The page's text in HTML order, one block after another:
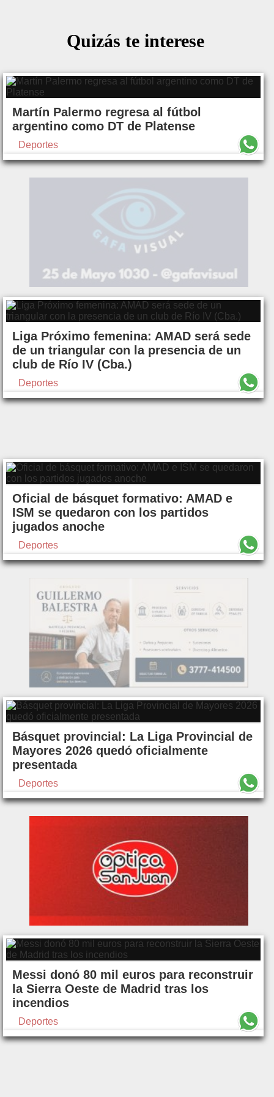
Quizás te interese
Martín Palermo regresa al fútbol
argentino como DT de Platense
Deportes
Liga Próximo femenina: AMAD será sede
de un triangular con la presencia de un
club de Río IV (Cba.)
Deportes
Oficial de básquet formativo: AMAD e
ISM se quedaron con los partidos
jugados anoche
Deportes
Básquet provincial: La Liga Provincial de
Mayores 2026 quedó oficialmente
presentada
Deportes
Messi donó 80 mil euros para reconstruir
la Sierra Oeste de Madrid tras los
incendios
Deportes